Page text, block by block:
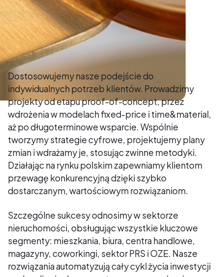
Dostosowujemy nasze podejście do
indywidualnych potrzeb klientów. Prowadzimy
projekty od etapu proof-of-concept, przez
wdrożenia w modelach fixed-price i time&material,
aż po długoterminowe wsparcie. Wspólnie
tworzymy strategie cyfrowe, projektujemy plany
zmian i wdrażamy je, stosując zwinne metodyki.
Działając na rynku polskim zapewniamy klientom
przewagę konkurencyjną dzięki szybko
dostarczanym, wartościowym rozwiązaniom.
Szczególne sukcesy odnosimy w sektorze
nieruchomości, obsługując wszystkie kluczowe
segmenty: mieszkania, biura, centra handlowe,
magazyny, coworkingi, sektor PRS i OZE. Nasze
rozwiązania automatyzują cały cykl życia inwestycji